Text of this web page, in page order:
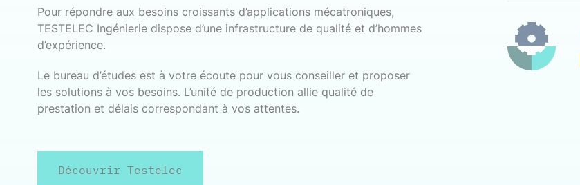
Pour répondre aux besoins croissants d’applications mécatroniques,
TESTELEC Ingénierie dispose d’une infrastructure de qualité et d’hommes
d’expérience.
Le bureau d’études est à votre écoute pour vous conseiller et proposer
les solutions à vos besoins. L’unité de production allie qualité de
prestation et délais correspondant à vos attentes.
Découvrir Testelec